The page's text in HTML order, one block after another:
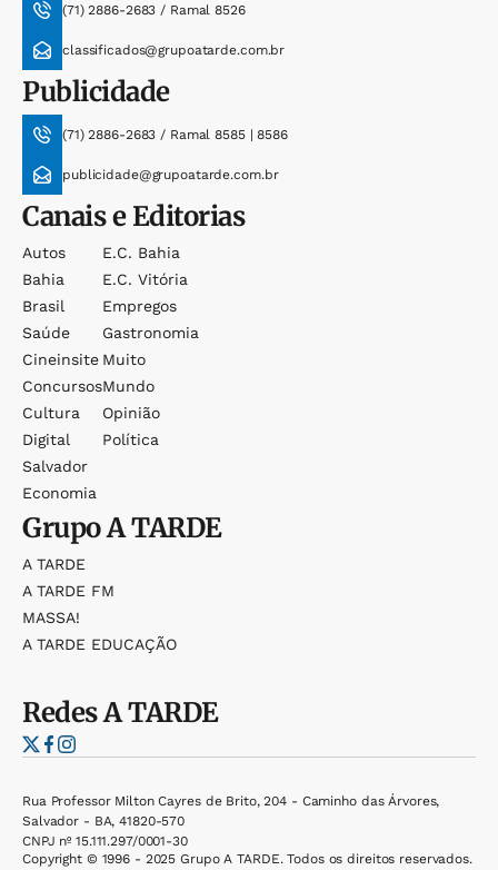
(71) 2886-2683 / Ramal 8526
classificados@grupoatarde.com.br
Publicidade
(71) 2886-2683 / Ramal 8585 | 8586
publicidade@grupoatarde.com.br
Canais e Editorias
Autos
Bahia
Brasil
Saúde
Cineinsite
Concursos
Cultura
Digital
Salvador
Economia
E.c. Bahia
E.c. Vitória
Empregos
Gastronomia
Muito
Mundo
Opinião
Política
GrupoA TARDE
A TARDE
A TARDE FM
MASSA!
A TARDE EDUCAÇÃO
RedesA TARDE
Rua Professor Milton Cayres de Brito, 204 - Caminho das Árvores,
Salvador - BA, 41820-570
CNPJ nº 15.111.297/0001-30
Copyright © 1996 - 2025 Grupo A TARDE. Todos os direitos reservados.